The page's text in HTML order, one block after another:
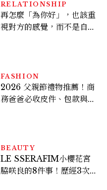
RELATIONSHIP
再怎麼「為你好」，也該重
視對方的感覺，而不是自己
FASHION
2026 父親節禮物推薦！商
務爸爸必收皮件、包款與鞋
BEAUTY
LE SSERAFIM小櫻花宮
脇咲良的8件事！歷經3次出